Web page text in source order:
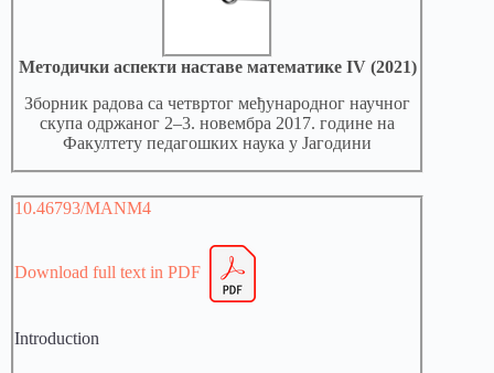
Методички аспекти наставе математике IV (2021)
Зборник радова са четвртог међународног научног
скупа одржаног 2–3. новембра 2017. године на
Факултету педагошких наука у Јагодини
10.46793/MANM4
Download full text in PDF
Introduction